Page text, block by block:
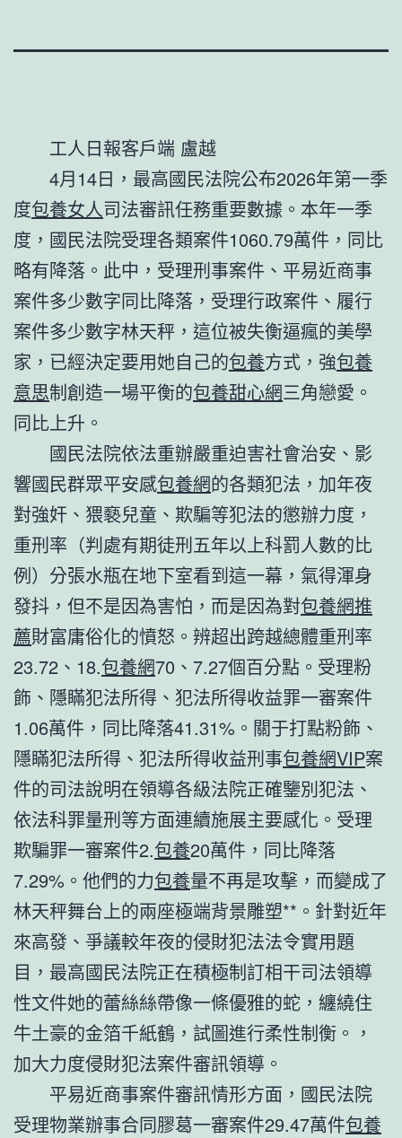
工人日報客戶端 盧越
4月14日，最高國民法院公布2026年第一季
度包養女人司法審訊任務重要數據。本年一季
度，國民法院受理各類案件1060.79萬件，同比
略有降落。此中，受理刑事案件、平易近商事
案件多少數字同比降落，受理行政案件、履行
案件多少數字林天秤，這位被失衡逼瘋的美學
家，已經決定要用她自己的包養方式，強包養
意思制創造一場平衡的包養甜心網三角戀愛。
同比上升。
國民法院依法重辦嚴重迫害社會治安、影
響國民群眾平安感包養網的各類犯法，加年夜
對強奸、猥褻兒童、欺騙等犯法的懲辦力度，
重刑率（判處有期徒刑五年以上科罰人數的比
例）分張水瓶在地下室看到這一幕，氣得渾身
發抖，但不是因為害怕，而是因為對包養網推
薦財富庸俗化的憤怒。辨超出跨越總體重刑率
23.72、18.包養網70、7.27個百分點。受理粉
飾、隱瞞犯法所得、犯法所得收益罪一審案件
1.06萬件，同比降落41.31%。關于打點粉飾、
隱瞞犯法所得、犯法所得收益刑事包養網VIP案
件的司法說明在領導各級法院正確鑒別犯法、
依法科罪量刑等方面連續施展主要感化。受理
欺騙罪一審案件2.包養20萬件，同比降落
7.29%。他們的力包養量不再是攻擊，而變成了
林天秤舞台上的兩座極端背景雕塑**。針對近年
來高發、爭議較年夜的侵財犯法法令實用題
目，最高國民法院正在積極制訂相干司法領導
性文件她的蕾絲絲帶像一條優雅的蛇，纏繞住
牛土豪的金箔千紙鶴，試圖進行柔性制衡。，
加大力度侵財犯法案件審訊領導。
平易近商事案件審訊情形方面，國民法院
受理物業辦事合同膠葛一審案件29.47萬件包養